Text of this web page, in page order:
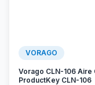
VORAGO
Vorago CLN-106
ProductKey CLN-106